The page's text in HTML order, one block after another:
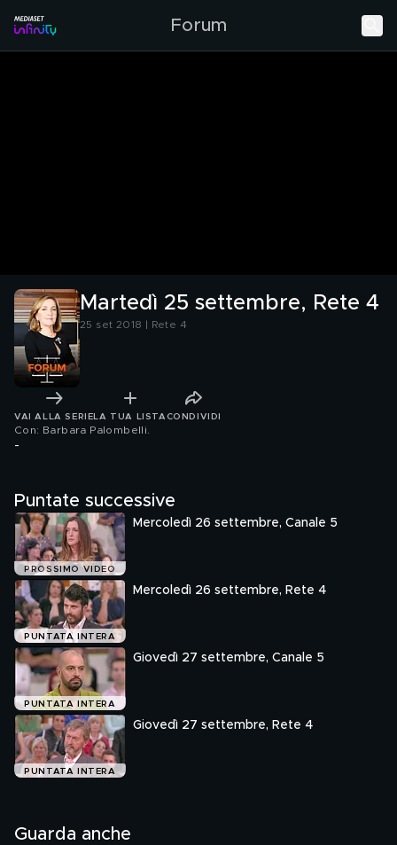
Forum
Martedì 25 settembre, Rete 4
25 set 2018 | Rete 4
VAI ALLA SERIE LA TUA LISTA CONDIVIDI
Con: Barbara Palombelli
-
Puntate successive
PROSSIMO VIDEO
Mercoledì 26 settembre, Canale 5
PUNTATA INTERA
Mercoledì 26 settembre, Rete 4
PUNTATA INTERA
Giovedì 27 settembre, Canale 5
PUNTATA INTERA
Giovedì 27 settembre, Rete 4
Guarda anche